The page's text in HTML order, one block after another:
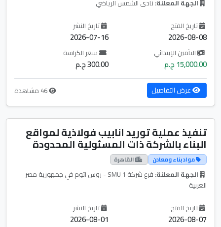
الجهة المعلنة: نادى الشمس الرياضي
تاريخ الفتح
2026-08-08
تاريخ النشر
2026-07-16
التأمين الإبتدائي
15,000.00 ج.م
سعر الكراسة
300.00 ج.م
عرض التفاصيل
تنفيذ عملية توريد انابيب فولاذية لمواقع
البناء بالشركة ذات المسئولية المحدودة
مواد بناء ومعادن القاهرة
الجهة المعلنة:
فرع شركة SMU 1 - روس اتوم في جمهورية مصر
العربية
تاريخ الفتح
2026-08-07
تاريخ النشر
2026-08-01